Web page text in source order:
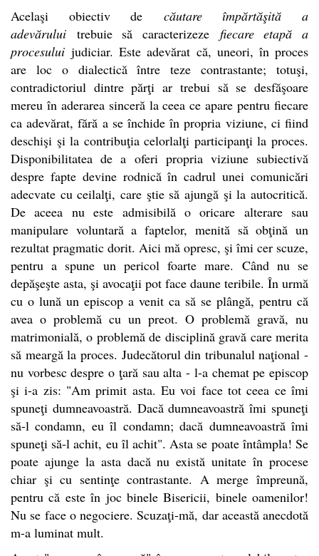
Acelaşi obiectiv de căutare împărtăşită a
adevărului trebuie să caracterizeze fiecare etapă a
procesului judiciar. Este adevărat că, uneori, în proces
are loc o dialectică între teze contrastante; totuşi,
contradictoriul dintre părţi ar trebui să se desfăşoare
mereu în aderarea sinceră la ceea ce apare pentru fiecare
ca adevărat, fără a se închide în propria viziune, ci fiind
deschişi şi la contribuţia celorlalţi participanţi la proces.
Disponibilitatea de a oferi propria viziune subiectivă
despre fapte devine rodnică în cadrul unei comunicări
adecvate cu ceilalţi, care ştie să ajungă şi la autocritică.
De aceea nu este admisibilă o oricare alterare sau
manipulare voluntară a faptelor, menită să obţină un
rezultat pragmatic dorit. Aici mă opresc, şi îmi cer scuze,
pentru a spune un pericol foarte mare. Când nu se
depăşeşte asta, şi avocaţii pot face daune teribile. În urmă
cu o lună un episcop a venit ca să se plângă, pentru că
avea o problemă cu un preot. O problemă gravă, nu
matrimonială, o problemă de disciplină gravă care merita
să meargă la proces. Judecătorul din tribunalul naţional -
nu vorbesc despre o ţară sau alta - l-a chemat pe episcop
şi i-a zis: "Am primit asta. Eu voi face tot ceea ce îmi
spuneţi dumneavoastră. Dacă dumneavoastră îmi spuneţi
să-l condamn, eu îl condamn; dacă dumneavoastră îmi
spuneţi să-l achit, eu îl achit". Asta se poate întâmpla! Se
poate ajunge la asta dacă nu există unitate în procese
chiar şi cu sentinţe contrastante. A merge împreună,
pentru că este în joc binele Bisericii, binele oamenilor!
Nu se face o negociere. Scuzaţi-mă, dar această anecdotă
m-a luminat mult.